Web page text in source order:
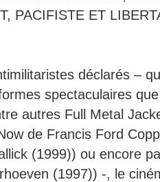
PACIFISTE ET
déclarés –
spectaculaires
autres Full Metal
de Francis Ford
(1999)) ou encore
(1997)) -, le